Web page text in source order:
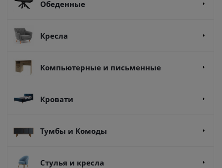
Обеденные
Кресла
Компьютерные и письменные
Кровати
Тумбы и Комоды
Стулья и кресла